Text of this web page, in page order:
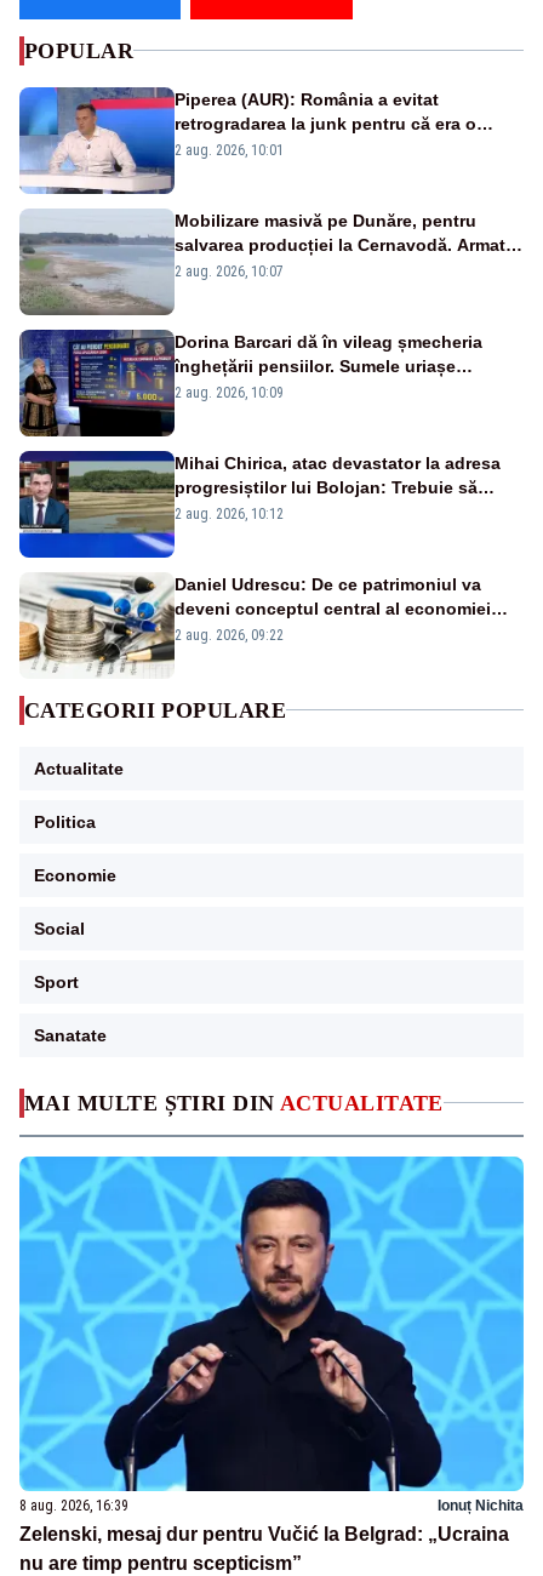
MAI MULTE ȘTIRI DIN ACTUALITATE
8 aug. 2026, 16:39 Ionuț Nichita
Zelenski, mesaj dur pentru Vučić la Belgrad: „Ucraina
nu are timp pentru scepticism”
POPULAR
Piperea (AUR): România a evitat
retrogradarea la junk pentru că era o
catastrofă pentru bănci și fondurile de
2 aug. 2026, 10:01
Mobilizare masivă pe Dunăre, pentru
salvarea producției la Cernavodă. Armata
va detona o stâncă și va devia apa
2 aug. 2026, 10:07
Dorina Barcari dă în vileag șmecheria
înghețării pensiilor. Sumele uriașe
pierdute de fiecare român
2 aug. 2026, 10:09
Mihai Chirica, atac devastator la adresa
progresiștilor lui Bolojan: Trebuie să
protejăm și natura, dar nu șținem omaneii
2 aug. 2026, 10:12
Daniel Udrescu: De ce patrimoniul va
deveni conceptul central al economiei
viitoare?
2 aug. 2026, 09:22
CATEGORII POPULARE
Actualitate
Politica
Economie
Social
Sport
Sanatate